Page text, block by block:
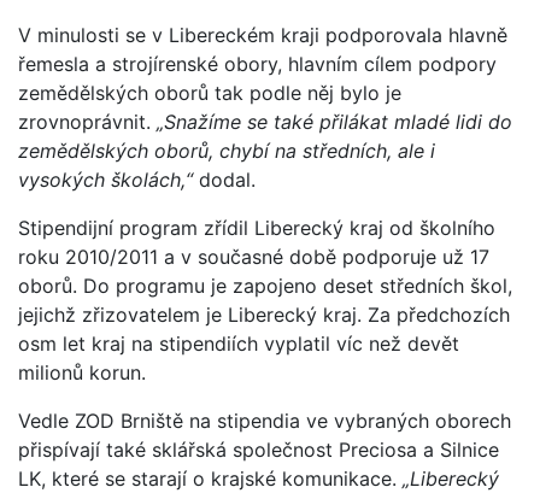
V minulosti se v Libereckém kraji podporovala hlavně
řemesla a strojírenské obory, hlavním cílem podpory
zemědělských oborů tak podle něj bylo je
zrovnoprávnit. „Snažíme se také přilákat mladé lidi do
zemědělských oborů, chybí na středních, ale i
vysokých školách,“ dodal.
Stipendijní program zřídil Liberecký kraj od školního
roku 2010/2011 a v současné době podporuje už 17
oborů. Do programu je zapojeno deset středních škol,
jejichž zřizovatelem je Liberecký kraj. Za předchozích
osm let kraj na stipendiích vyplatil víc než devět
milionů korun.
Vedle ZOD Brniště na stipendia ve vybraných oborech
přispívají také sklářská společnost Preciosa a Silnice
LK, které se starají o krajské komunikace. „Liberecký